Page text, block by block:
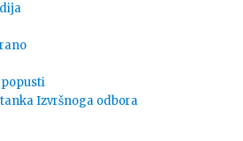
Izvršnoga odbora